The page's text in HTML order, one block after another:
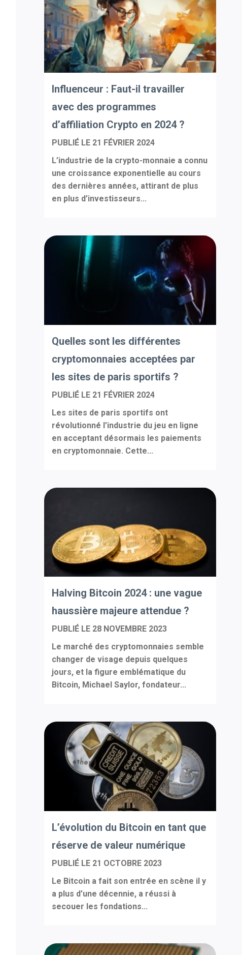
Influenceur : Faut-il travailler
avec des programmes
d’affiliation Crypto en 2024 ?
PUBLIÉ LE 21 FÉVRIER 2024
L’industrie de la crypto-monnaie a connu
une croissance exponentielle au cours
des dernières années, attirant de plus
en plus d’investisseurs...
Quelles sont les différentes
cryptomonnaies acceptées par
les sites de paris sportifs ?
PUBLIÉ LE 21 FÉVRIER 2024
Les sites de paris sportifs ont
révolutionné l’industrie du jeu en ligne
en acceptant désormais les paiements
en cryptomonnaie. Cette...
Halving Bitcoin 2024 : une vague
haussière majeure attendue ?
PUBLIÉ LE 28 NOVEMBRE 2023
Le marché des cryptomonnaies semble
changer de visage depuis quelques
jours, et la figure emblématique du
Bitcoin, Michael Saylor, fondateur...
L’évolution du Bitcoin en tant que
réserve de valeur numérique
PUBLIÉ LE 21 OCTOBRE 2023
Le Bitcoin a fait son entrée en scène il y
a plus d’une décennie, a réussi à
secouer les fondations...